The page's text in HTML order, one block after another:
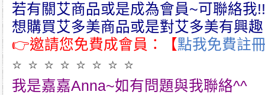
若有關艾商品或是成為會員~可聯絡我
想購買艾多美商品或是對艾多美有興趣
👉邀請您免費成會員：【點我免費註
⭐ ⭐ ⭐ ⭐ ⭐ ⭐ ⭐ ⭐
我是嘉嘉Anna~如有問題與我聯絡^^